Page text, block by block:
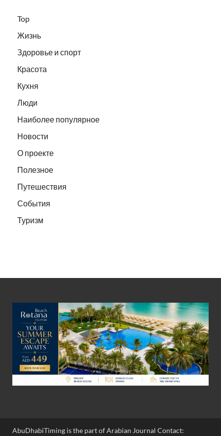
Top
Жизнь
Здоровье и спорт
Красота
Кухня
Люди
Наиболее популярное
Новости
О проекте
Полезное
Путешествия
События
Туризм
AbuDhabiTiming is the part of Arabian Journal Contact: